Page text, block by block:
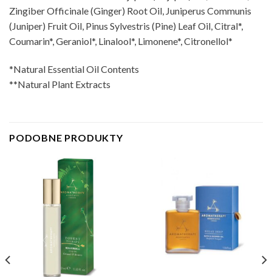
Zingiber Officinale (Ginger) Root Oil, Juniperus Communis
(Juniper) Fruit Oil, Pinus Sylvestris (Pine) Leaf Oil, Citral*,
Coumarin*, Geraniol*, Linalool*, Limonene*, Citronellol*
*Natural Essential Oil Contents
**Natural Plant Extracts
PODOBNE PRODUKTY